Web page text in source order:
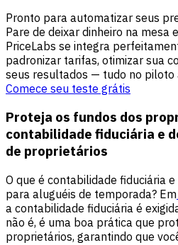
Pronto para automatizar seus
Pare de deixar dinheiro na mesa
PriceLabs se integra
padronizar tarifas, otimizar sua
seus resultados — tudo no piloto
Comece seu teste grátis
Proteja os fundos dos
contabilidade fiduciária e
de proprietários
O que é contabilidade fiduciária
para aluguéis de temporada? Em
a contabilidade fiduciária é
não é, é uma boa prática que
proprietários, garantindo que